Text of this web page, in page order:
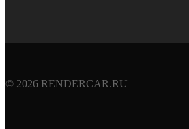
© 2026 RENDERCAR.RU